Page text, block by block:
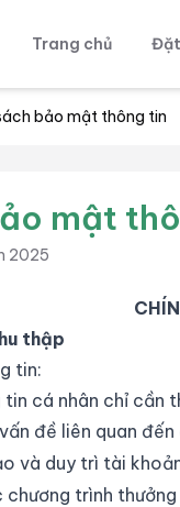
Trang chủ
bảo mật thông tin
mật
2025
thập
tin:
cá nhân chỉ cần
đề liên quan
và duy trì tài
trình